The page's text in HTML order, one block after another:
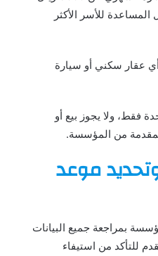
للأسر الأكثر
أي عقار سكني أو سيارة
فقط، ولا يجوز بيع أو
من المؤسسة.
موعد
بمراجعة جميع البيانات
للتأكد من استيفاء